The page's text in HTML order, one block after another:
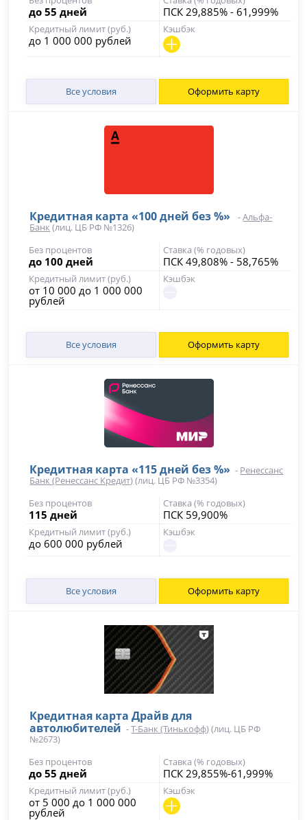
лимитов и категорий кешбэка, переводы и пополнение
карты
Главный подвох
Кешбэк начисляется при сумме покупок от 5 000 ₽ в месяц
покупок и хочет возвращать часть средств в популярных
категориях.
Тем, кто ищет карту для редкого использования без
необходимости следить за оборотом по счету.
до 55 дней ПСК 29,885% - 61,999%
Кредитный лимит (руб.)
до 1 000 000 рублей
Кэшбэк
Все условия Оформить карту
Кредитная карта «100 дней без %» -Альфа-
Банк (лиц. ЦБ РФ №1326)
Без процентов
до 100 дней
Ставка (% годовых)
ПСК 49,808% - 58,765%
Кредитный лимит (руб.)
от 10 000 до 1 000 000
рублей
Кэшбэк
Все условия Оформить карту
Кредитная карта «115 дней без %» - Ренессанс
Банк (Ренессанс Кредит)(лиц. ЦБ РФ №3354)
Без процентов
115 дней
Ставка (% годовых)
ПСК 59,900%
Кредитный лимит (руб.)
до 600 000 рублей
Кэшбэк
Все условия Оформить карту
Кредитная карта Драйв для
автолюбителей -Т-Банк (Тинькофф)(лиц. ЦБ РФ
№2673)
Без процентов
до 55 дней
Ставка (% годовых)
ПСК 29,855%-61,999%
Кредитный лимит (руб.)
от 5 000 до 1 000 000
рублей
Кэшбэк